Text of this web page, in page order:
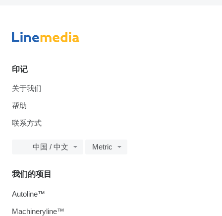
印记
关于我们
帮助
联系方式
中国 / 中文 Metric
我们的项目
Autoline™
Machineryline™